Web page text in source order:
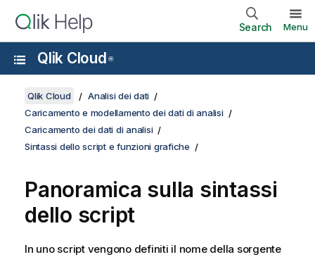
Search Menu
Qlik Cloud ®
Qlik Cloud
Analisi dei dati
Caricamento e modellamento dei dati di analisi
Caricamento dei dati di analisi
Sintassi dello script e funzioni grafiche
Panoramica sulla sintassi
dello script
In uno script vengono definiti il nome della sorgente